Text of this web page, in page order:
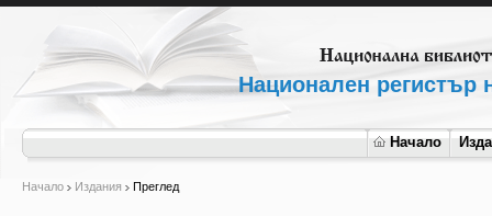
Национален регистър
Начало
Начало Издания Преглед